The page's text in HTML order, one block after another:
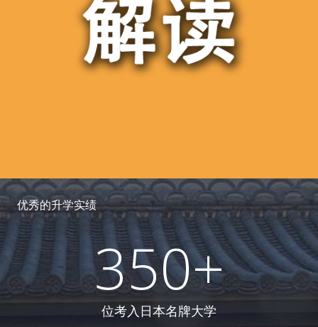
优秀的升学实绩
350+
位考入日本名牌大学